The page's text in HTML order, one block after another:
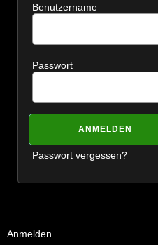
Benutzername
Passwort
Passwort vergessen?
Anmelden